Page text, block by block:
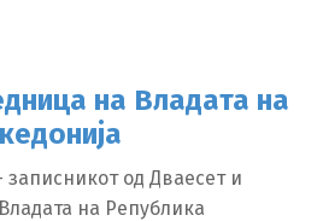
на Владата на
записникот од Дваесет и
на Република